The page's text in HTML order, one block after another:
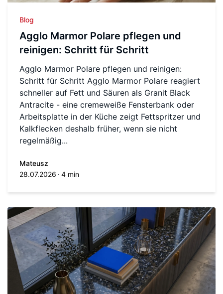
Blog
Agglo Marmor Polare pflegen und
reinigen: Schritt für Schritt
Agglo Marmor Polare pflegen und reinigen:
Schritt für Schritt Agglo Marmor Polare reagiert
schneller auf Fett und Säuren als Granit Black
Antracite - eine cremeweiße Fensterbank oder
Arbeitsplatte in der Küche zeigt Fettspritzer und
Kalkflecken deshalb früher, wenn sie nicht
regelmäßig...
Mateusz
28.07.2026
4 min